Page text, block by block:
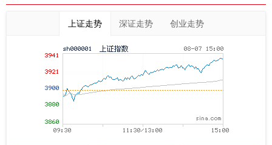
上证走势 深证走势 创业走势